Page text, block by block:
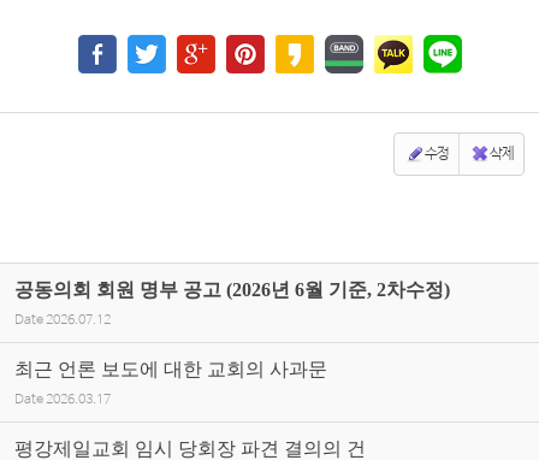
수정 삭제
공동의회 회원 명부 공고 (2026년 6월 기준, 2차수정)
Date 2026.07.12
최근 언론 보도에 대한 교회의 사과문
Date 2026.03.17
평강제일교회 임시 당회장 파견 결의의 건